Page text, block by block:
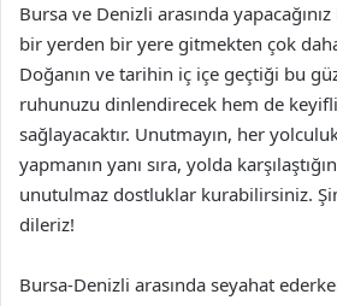
Bursa ve Denizli arasında
bir yerden bir yere gitmekten çok
Doğanın ve tarihin iç içe geçtiği bu
ruhunuzu dinlendirecek hem de
sağlayacaktır. Unutmayın, her
yapmanın yanı sıra, yolda
unutulmaz dostluklar kurabilirsiniz.
dileriz!
Bursa-Denizli arasında seyahat